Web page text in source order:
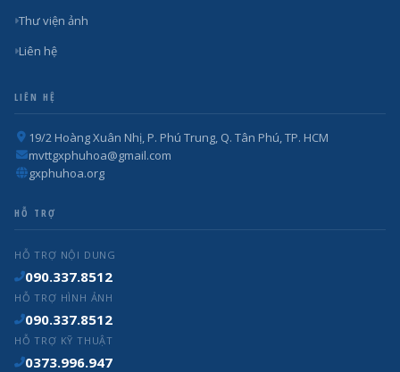
Thư viện ảnh
Liên hệ
LIÊN HỆ
19/2 Hoàng Xuân Nhị, P. Phú Trung, Q. Tân Phú, TP. HCM
mvttgxphuhoa@gmail.com
gxphuhoa.org
HỖ TRỢ
HỖ TRỢ NỘI DUNG
090.337.8512
HỖ TRỢ HÌNH ẢNH
090.337.8512
HỖ TRỢ KỸ THUẬT
0373.996.947